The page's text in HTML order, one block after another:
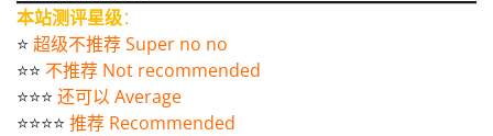
本站测评星级：
⭐️ 超级不推荐 Super no no
⭐️⭐️ 不推荐 Not recommended
⭐️⭐️⭐️ 还可以 Average
⭐️⭐️⭐️⭐️ 推荐 Recommended